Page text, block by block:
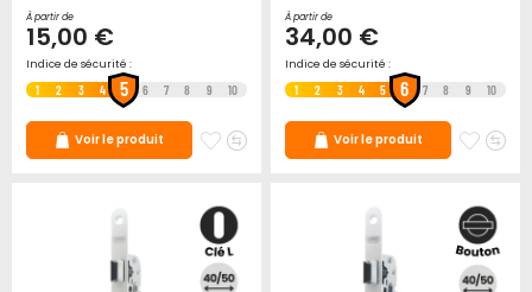
À partir de
15,00 €
Indice de sécurité :
1 2 3 4 5 6 7 8 9 10
Voir le produit
Ajouter
favoris
Ajouter
À partir de
34,00 €
Indice de sécurité :
1 2 3 4 5 6 7 8 9 10
Voir le produit